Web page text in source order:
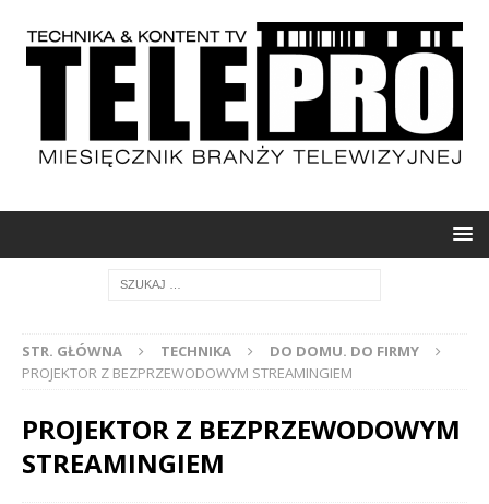
STR. GŁÓWNA TECHNIKA
DO DOMU. DO FIRMY
PROJEKTOR Z BEZPRZEWODOWYM STREAMINGIEM
PROJEKTOR Z BEZPRZEWODOWYM
STREAMINGIEM